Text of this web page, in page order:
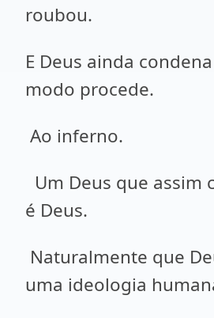
roubou.
E Deus ainda
modo procede.
Ao inferno.
Um Deus que assim
é Deus.
Naturalmente que
uma ideologia